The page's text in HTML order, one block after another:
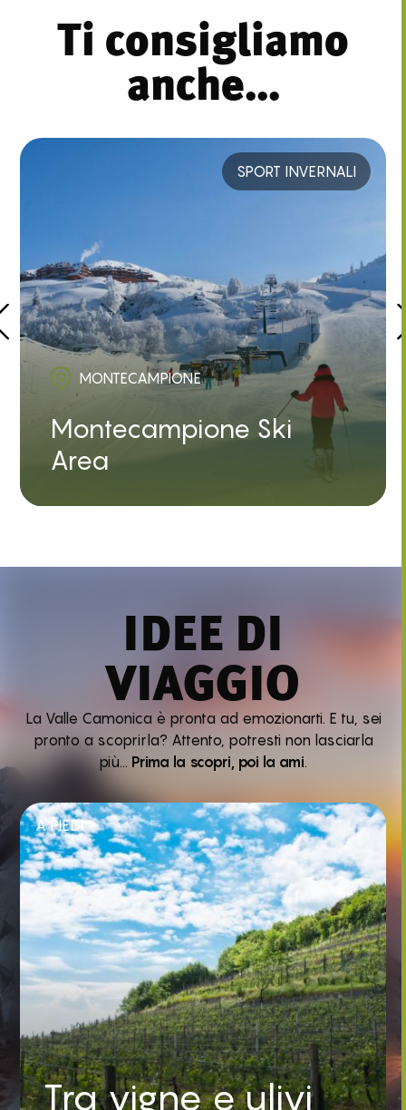
Ti consigliamo
anche...
SPORT INVERNALI
MONTECAMPIONE
Montecampione Ski
Area
IDEE DI
VIAGGIO
La Valle Camonica è pronta ad emozionarti. E tu, sei
pronto a scoprirla? Attento, potresti non lasciarla
più… Prima la scopri, poi la ami.
A PIEDI
Tra vigne e ulivi